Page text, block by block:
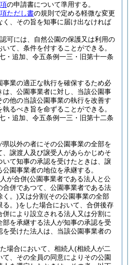
の申請書について準用する。
ただし書の規則で定める軽微な変更
く、その旨を知事に届け出なければ
可には、自然公園の保護又は利用の
て、条件を付することができる。
・追加、令五条例一三・旧第十一条
事業の適正な執行を確保するため必
は、公園事業者に対し、当該公園事
他の当該公園事業の執行を改善す
るべき旨を命ずることができる。
・追加、令五条例一三・旧第十二条
県以外の者にその公園事業の全部を
譲渡人及び譲受人があらかじめそ
いて知事の承認を受けたときは、譲
園事業者の地位を承継する。
が合併(公園事業者である法人と公
合併であつて、公園事業者である法
く。)又は分割(その公園事業の全部
る。)をした場合において、合併後存
により設立される法人又は分割に
部を承継する法人が知事の承認を受
を受けた法人は、当該公園事業者の
場合において、相続人(相続人が二
て、その全員の同意によりその公園